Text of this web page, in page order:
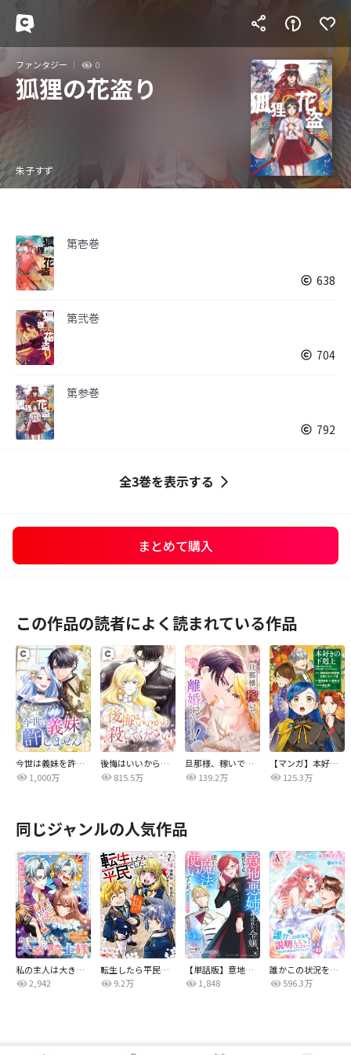
ファンタジー 0
狐狸の花盗り
朱子すず
第壱巻
638
第弐巻
704
第参巻
792
全3巻を表示する
まとめて購入
この作品の読者によく読まれている作品
今世は義妹を許しません
1,000万
後悔はいいから殺してください
815.5万
旦那様、稼いで離婚させていただきます！
139.2万
【マンガ】本好きの下剋上 第四部
125.3万
同じジャンルの人気作品
私の主人は大きな犬系騎士様
2,942
転生したら平民でした。～生活水準に耐えられないので貴族を目指します～（コミック）
9.2万
【単話版】意地悪姉と呼ばれた令嬢、実はとても優れた魔法使いでした。@COMIC
1,848
誰かこの状況を説明してください！ ～契約から始まるウェディング～
596.3万